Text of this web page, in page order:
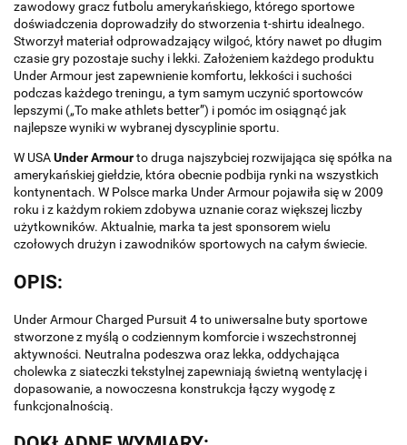
zawodowy gracz futbolu amerykańskiego, którego sportowe
doświadczenia doprowadziły do stworzenia t-shirtu idealnego.
Stworzył materiał odprowadzający wilgoć, który nawet po długim
czasie gry pozostaje suchy i lekki. Założeniem każdego produktu
Under Armour jest zapewnienie komfortu, lekkości i suchości
podczas każdego treningu, a tym samym uczynić sportowców
lepszymi („To make athlets better”) i pomóc im osiągnąć jak
najlepsze wyniki w wybranej dyscyplinie sportu.
W USAUnder Armourto druga najszybciej rozwijająca się spółka na
amerykańskiej giełdzie, która obecnie podbija rynki na wszystkich
kontynentach. W Polsce marka Under Armour pojawiła się w 2009
roku i z każdym rokiem zdobywa uznanie coraz większej liczby
użytkowników. Aktualnie, marka ta jest sponsorem wielu
czołowych drużyn i zawodników sportowych na całym świecie.
OPIS:
Under Armour Charged Pursuit 4 to uniwersalne buty sportowe
stworzone z myślą o codziennym komforcie i wszechstronnej
aktywności. Neutralna podeszwa oraz lekka, oddychająca
cholewka z siateczki tekstylnej zapewniają świetną wentylację i
dopasowanie, a nowoczesna konstrukcja łączy wygodę z
funkcjonalnością.